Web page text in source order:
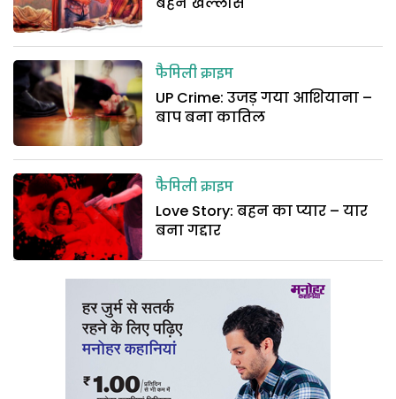
फैमिली क्राइम
UP Crime: उजड़ गया आशियाना –
बाप बना कातिल
फैमिली क्राइम
Love Story: बहन का प्यार – यार
बना गद्दार